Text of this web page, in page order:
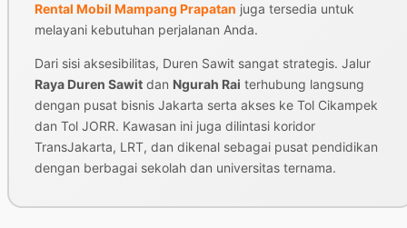
Rental Mobil Mampang Prapatan juga tersedia untuk
melayani kebutuhan perjalanan Anda.
Dari sisi aksesibilitas, Duren Sawit sangat strategis. Jalur
Raya Duren Sawitdan Ngurah Rai terhubung langsung
dengan pusat bisnis Jakarta serta akses ke Tol Cikampek
dan Tol JORR. Kawasan ini juga dilintasi koridor
TransJakarta, LRT, dan dikenal sebagai pusat pendidikan
dengan berbagai sekolah dan universitas ternama.